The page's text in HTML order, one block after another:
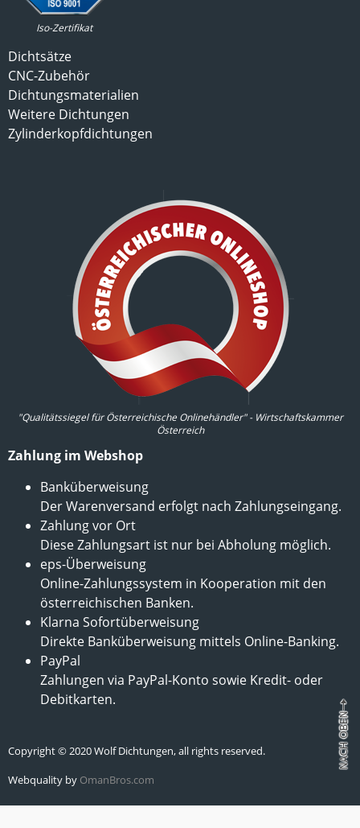
Iso-Zertifikat
Dichtsätze
CNC-Zubehör
Dichtungsmaterialien
Weitere Dichtungen
Zylinderkopfdichtungen
"Qualitätssiegel für Österreichische Onlinehändler" - Wirtschaftskammer
Österreich
Zahlung im Webshop
Banküberweisung
Der Warenversand erfolgt nach Zahlungseingang.
Zahlung vor Ort
Diese Zahlungsart ist nur bei Abholung möglich.
eps-Überweisung
Online-Zahlungssystem in Kooperation mit den
österreichischen Banken.
Klarna Sofortüberweisung
Direkte Banküberweisung mittels Online-Banking.
PayPal
Zahlungen via PayPal-Konto sowie Kredit- oder
Debitkarten.
Copyright © 2020 Wolf Dichtungen, all rights reserved.
Webquality by OmanBros.com